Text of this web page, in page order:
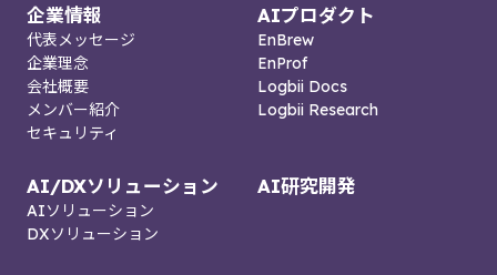
企業情報
代表メッセージ
企業理念
会社概要
メンバー紹介
セキュリティ
AIプロダクト
EnBrew
EnProf
Logbii Docs
Logbii Research
AI/DXソリューション
AIソリューション
DXソリューション
AI研究開発